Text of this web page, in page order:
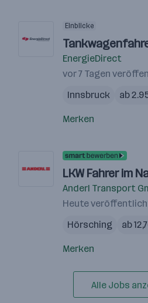
Einblicke
EnergieDirect
vor 7 Tagen
Innsbruck
ab
Merken
LKW Fahrer im
Anderl Transport
Heute
Hörsching
ab
Merken
Alle Jobs